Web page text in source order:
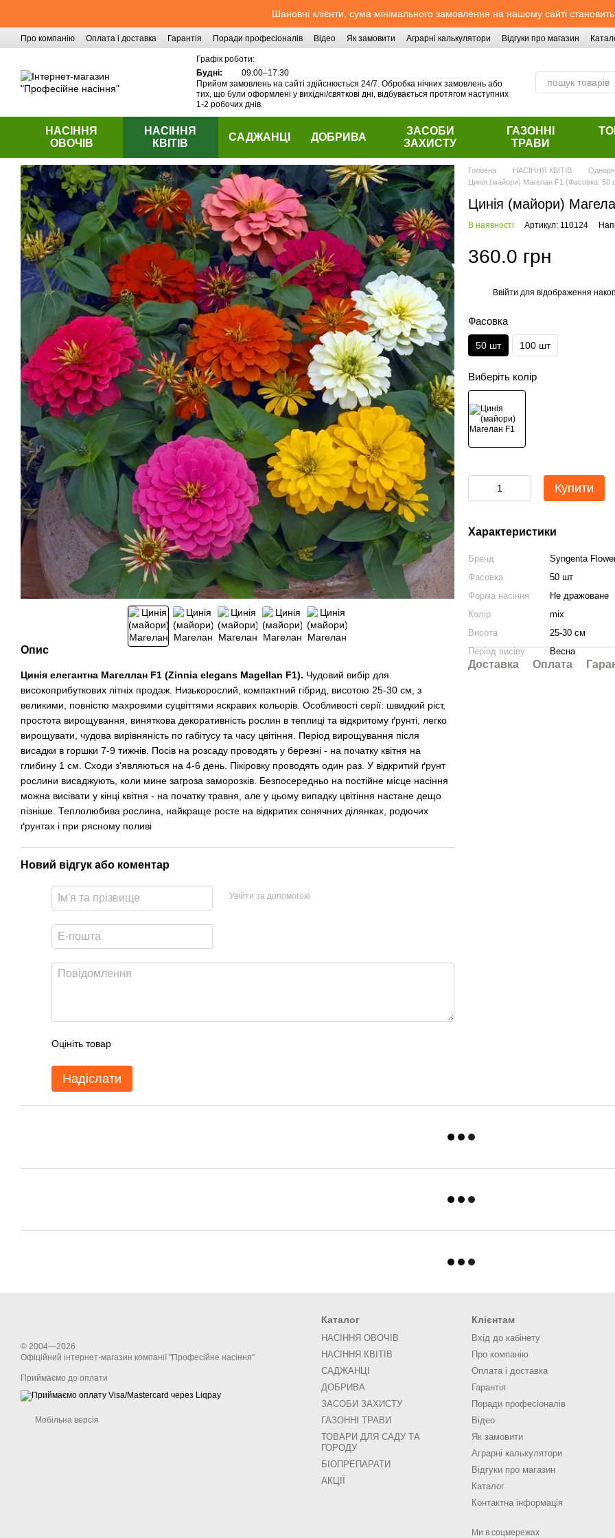
Шановні клієнти, сума мінімального замовлення на нашому сайті
Про компанію Оплата і доставка Гарантія Поради професіоналів Відео Як замовити Аграрні калькулятори Відгуки про магазин
Графік роботи:
Будні:
09:00–17:30
Прийом замовлень на сайті здійснюється 24/7. Обробка нічних замовлень або
тих, що були оформлені у вихідні/святкові дні, відбувається протягом наступних
1-2 робочих днів.
НАСІННЯ
ОВОЧІВ
НАСІННЯ
КВІТІВ
САДЖАНЦІ ДОБРИВА
ЗАСОБИ
ЗАХИСТУ
ГАЗОННІ
ТРАВИ
Опис
Цинія елегантна Магеллан F1 (Zinnia elegans Magellan F1). Чудовий вибір для
високоприбуткових літніх продаж. Низькорослий, компактний гібрид, висотою 25-30 см, з
великими, повністю махровими суцвіттями яскравих кольорів. Особливості серії: швидкий ріст,
простота вирощування, виняткова декоративність рослин в теплиці та відкритому ґрунті, легко
вирощувати, чудова вирівняність по габітусу та часу цвітіння. Період вирощування після
висадки в горшки 7-9 тижнів. Посів на розсаду проводять у березні - на початку квітня на
глибину 1 см. Сходи з'являються на 4-6 день. Пікіровку проводять один раз. У відкритий ґрунт
рослини висаджують, коли мине загроза заморозків. Безпосередньо на постійне місце насіння
можна висівати у кінці квітня - на початку травня, але у цьому випадку цвітіння настане дещо
пізніше. Теплолюбива рослина, найкраще росте на відкритих сонячних ділянках, родючих
ґрунтах і при рясному поливі
Новий відгук або коментар
Увійти за допомогою
Оцініть товар
Надіслати
Головна НАСІННЯ КВІТІВ
Цинія (майори) Магелан F1 (Фасовка: 50
Цинія (майори)
В наявності Артикул: 110124
360.0 грн
Ввійти для відображення
Фасовка
50 шт 100 шт
Виберіть колір
Купити
Характеристики
Бренд
Syngenta
Фасовка
50 шт
Форма насіння
Не дражоване
Колір
mix
Висота
25-30 см
Період висіву
Весна
Доставка Оплата
© 2004—2026
Офіційний інтернет-магазин компанії "Професійне насіння"
Приймаємо до оплати
Мобільна версія
Каталог
НАСІННЯ ОВОЧІВ
НАСІННЯ КВІТІВ
САДЖАНЦІ
ДОБРИВА
ЗАСОБИ ЗАХИСТУ
ГАЗОННІ ТРАВИ
ТОВАРИ ДЛЯ САДУ ТА
ГОРОДУ
БІОПРЕПАРАТИ
АКЦІЇ
Клієнтам
Вхід до кабінету
Про компанію
Оплата і доставка
Гарантія
Поради професіоналів
Відео
Як замовити
Аграрні калькулятори
Відгуки про магазин
Каталог
Контактна інформація
Ми в соцмережах